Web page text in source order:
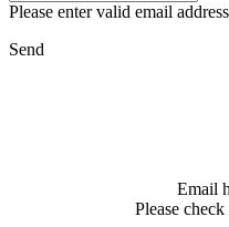
Please enter valid email
Send
Email
Please